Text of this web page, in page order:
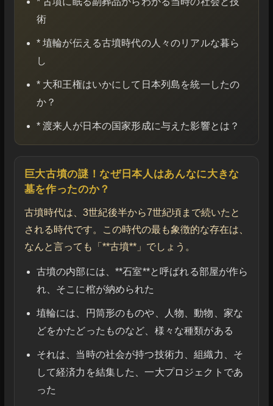
術
* 埴輪が伝える古墳時代の人々のリアルな暮ら
し
* 大和王権はいかにして日本列島を統一したの
か？
* 渡来人が日本の国家形成に与えた影響とは？
巨大古墳の謎！なぜ日本人はあんなに大きな
墓を作ったのか？
古墳時代は、3世紀後半から7世紀頃まで続いたと
される時代です。この時代の最も象徴的な存在は、
なんと言っても「**古墳**」でしょう。
古墳の内部には、**石室**と呼ばれる部屋が作ら
れ、そこに棺が納められた
埴輪には、円筒形のものや、人物、動物、家な
どをかたどったものなど、様々な種類がある
それは、当時の社会が持つ技術力、組織力、そ
して経済力を結集した、一大プロジェクトであ
った